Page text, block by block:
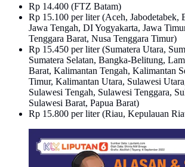
Rp 14.400 (FTZ Batam)
Rp 15.100 per liter (Aceh, Jabodetabek,
Jawa Tengah, DI Yogyakarta, Jawa
Tenggara Barat, Nusa Tenggara Timur)
Rp 15.450 per liter (Sumatera Utara,
Sumatera Selatan, Bangka-Belitung,
Barat, Kalimantan Tengah, Kalimantan
Timur, Kalimantan Utara, Sulawesi
Sulawesi Tengah, Sulawesi Tenggara,
Sulawesi Barat, Papua Barat)
Rp 15.800 per liter (Riau, Kepulauan